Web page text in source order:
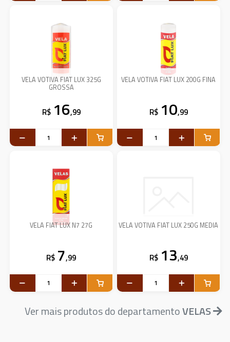
VELA VOTIVA FIAT LUX 325G
GROSSA
R$ 16,99
VELA VOTIVA FIAT LUX 200G FINA
R$ 10,99
VELA FIAT LUX N7 27G
R$ 7,99
VELA VOTIVA FIAT LUX 250G MEDIA
R$ 13,49
Ver mais produtos do departamentoVELAS